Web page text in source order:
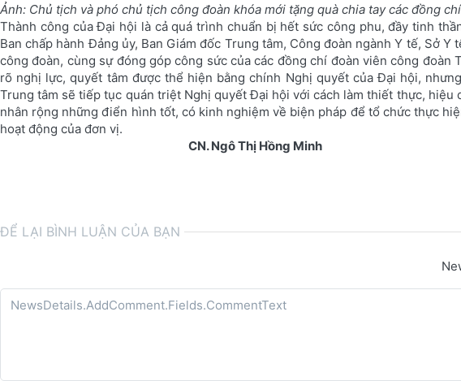
Ảnh: Chủ tịch và phó chủ tịch công đoàn khóa mới tặng quà chia tay các đồng
Thành công của Đại hội là cả quá trình chuẩn bị hết sức công phu, đầy tinh
Ban chấp hành Đảng ủy, Ban Giám đốc Trung tâm, Công đoàn ngành Y tế, Sở
công đoàn, cùng sự đóng góp công sức của các đồng chí đoàn viên công
rõ nghị lực, quyết tâm được thể hiện bằng chính Nghị quyết của Đại hội,
Trung tâm sẽ tiếp tục quán triệt Nghị quyết Đại hội với cách làm thiết thực,
nhân rộng những điển hình tốt, có kinh nghiệm về biện pháp để tổ chức thực
hoạt động của đơn vị.
CN. Ngô Thị Hồng Minh
ĐỂ LẠI BÌNH LUẬN CỦA BẠN